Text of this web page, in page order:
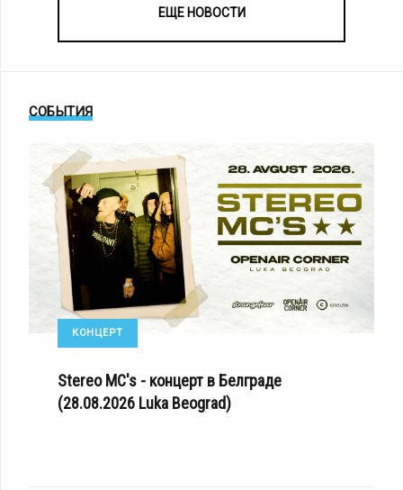
ЕЩЕ НОВОСТИ
СОБЫТИЯ
КОНЦЕРТ
Stereo MC's - концерт в Белграде
(28.08.2026 Luka Beograd)